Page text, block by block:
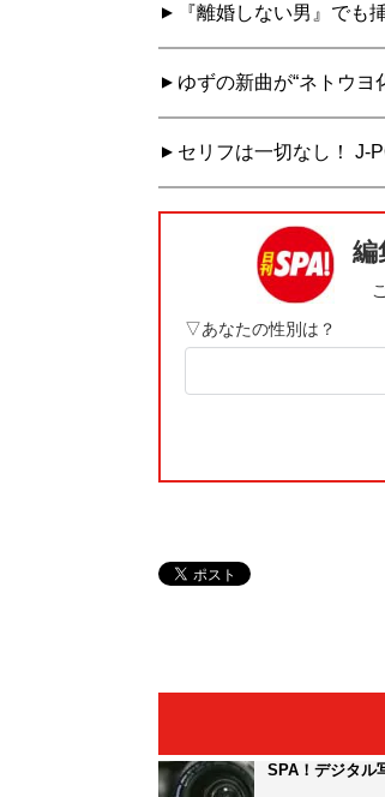
『離婚しない男』でも
ゆずの新曲が“ネトウ
セリフは一切なし！ J-
SPA！デジタル